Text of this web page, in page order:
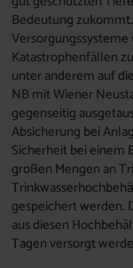
Bedeutung
Katastrophenfällen
unter anderem auf
NB mit Wiener
gegenseitig
Absicherung bei
Sicherheit bei einem
großen Mengen an
gespeichert werden.
aus diesen
Tagen versorgt